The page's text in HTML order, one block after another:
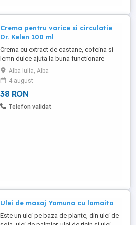
Crema pentru varice si circulatie
Dr. Kelen 100 ml
Crema cu extract de castane, cofeina si
lemn dulce ajuta la buna functionare
circulatiei sangelui la nivelul picioarelor.
Extractul de castan salbatica, un balsam
de veac vechi de secole, s-a dovedit a fi
benefic in dilatarea si respiratia venei
dilatata, in caz de varicoza "senzație de
Alba Iulia, Alba
4 august
38 RON
Telefon validat
Ulei de masaj Yamuna cu lamaita
Este un ulei pe baza de plante, din ulei de